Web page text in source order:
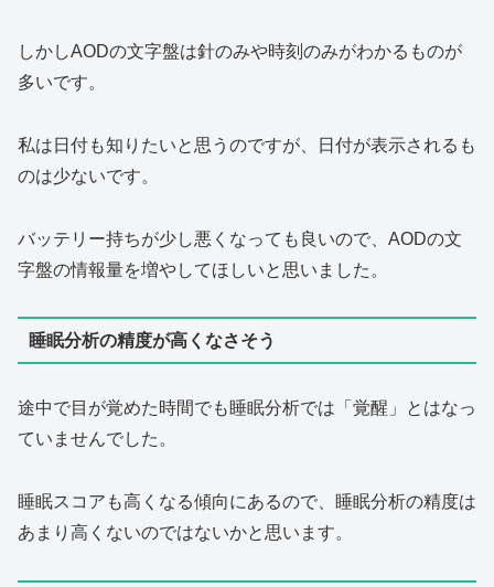
しかしAODの文字盤は針のみや時刻のみがわかるものが
多いです。
私は日付も知りたいと思うのですが、日付が表示されるも
のは少ないです。
バッテリー持ちが少し悪くなっても良いので、AODの文
字盤の情報量を増やしてほしいと思いました。
睡眠分析の精度が高くなさそう
途中で目が覚めた時間でも睡眠分析では「覚醒」とはなっ
ていませんでした。
睡眠スコアも高くなる傾向にあるので、睡眠分析の精度は
あまり高くないのではないかと思います。